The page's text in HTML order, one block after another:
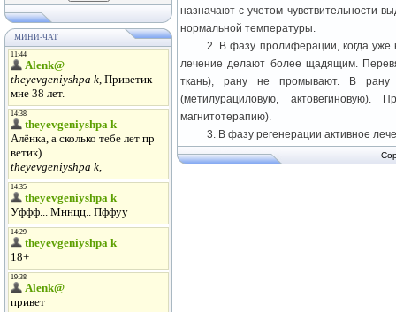
МИНИ-ЧАТ
назначают с учетом чувствительности
нормальной температуры.
2. В фазу пролиферации, когда уже
лечение делают более щадящим.
ткань), рану не промывают. В рану
(метилурациловую,
магнитотерапию).
3. В фазу регенерации активное